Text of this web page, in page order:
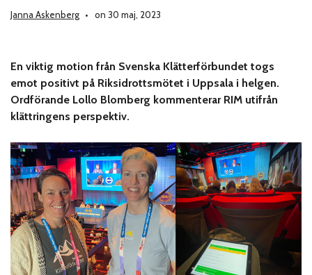
Janna Askenberg on 30 maj, 2023
En viktig motion från Svenska Klätterförbundet togs
emot positivt på Riksidrottsmötet i Uppsala i helgen.
Ordförande Lollo Blomberg kommenterar RIM utifrån
klättringens perspektiv.